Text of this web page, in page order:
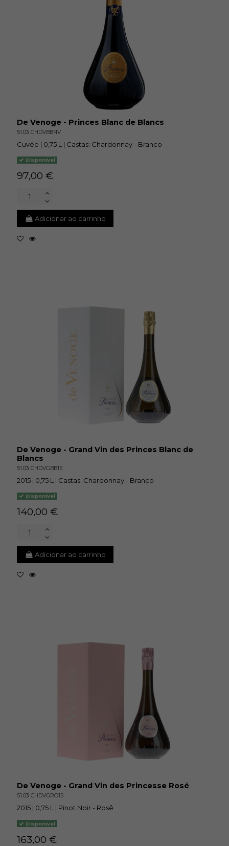
De Venoge - Princes Blanc de Blancs
51.03 CHDVBBNV
Cuvée | 0,75 L | Castas: Chardonnay - Branco
Disponivel
97,00 €
Adicionar ao carrinho
De Venoge - Grand Vin des Princes Blanc de
Blancs
51.03 CHDVGBB15
2015 | 0,75 L | Castas: Chardonnay - Branco
Disponivel
140,00 €
Adicionar ao carrinho
De Venoge - Grand Vin des Princesse Rosé
51.03 CHDVGRO15
2015 | 0,75 L | Pinot Noir - Rosê
Disponivel
163,00 €